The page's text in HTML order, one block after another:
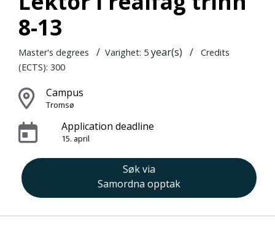
8-13
Master's degrees / Varighet: 5 year(s) /
Credits
(ECTS): 300
Campus
Tromsø
Application deadline
15. april
Søk via
Samordna opptak